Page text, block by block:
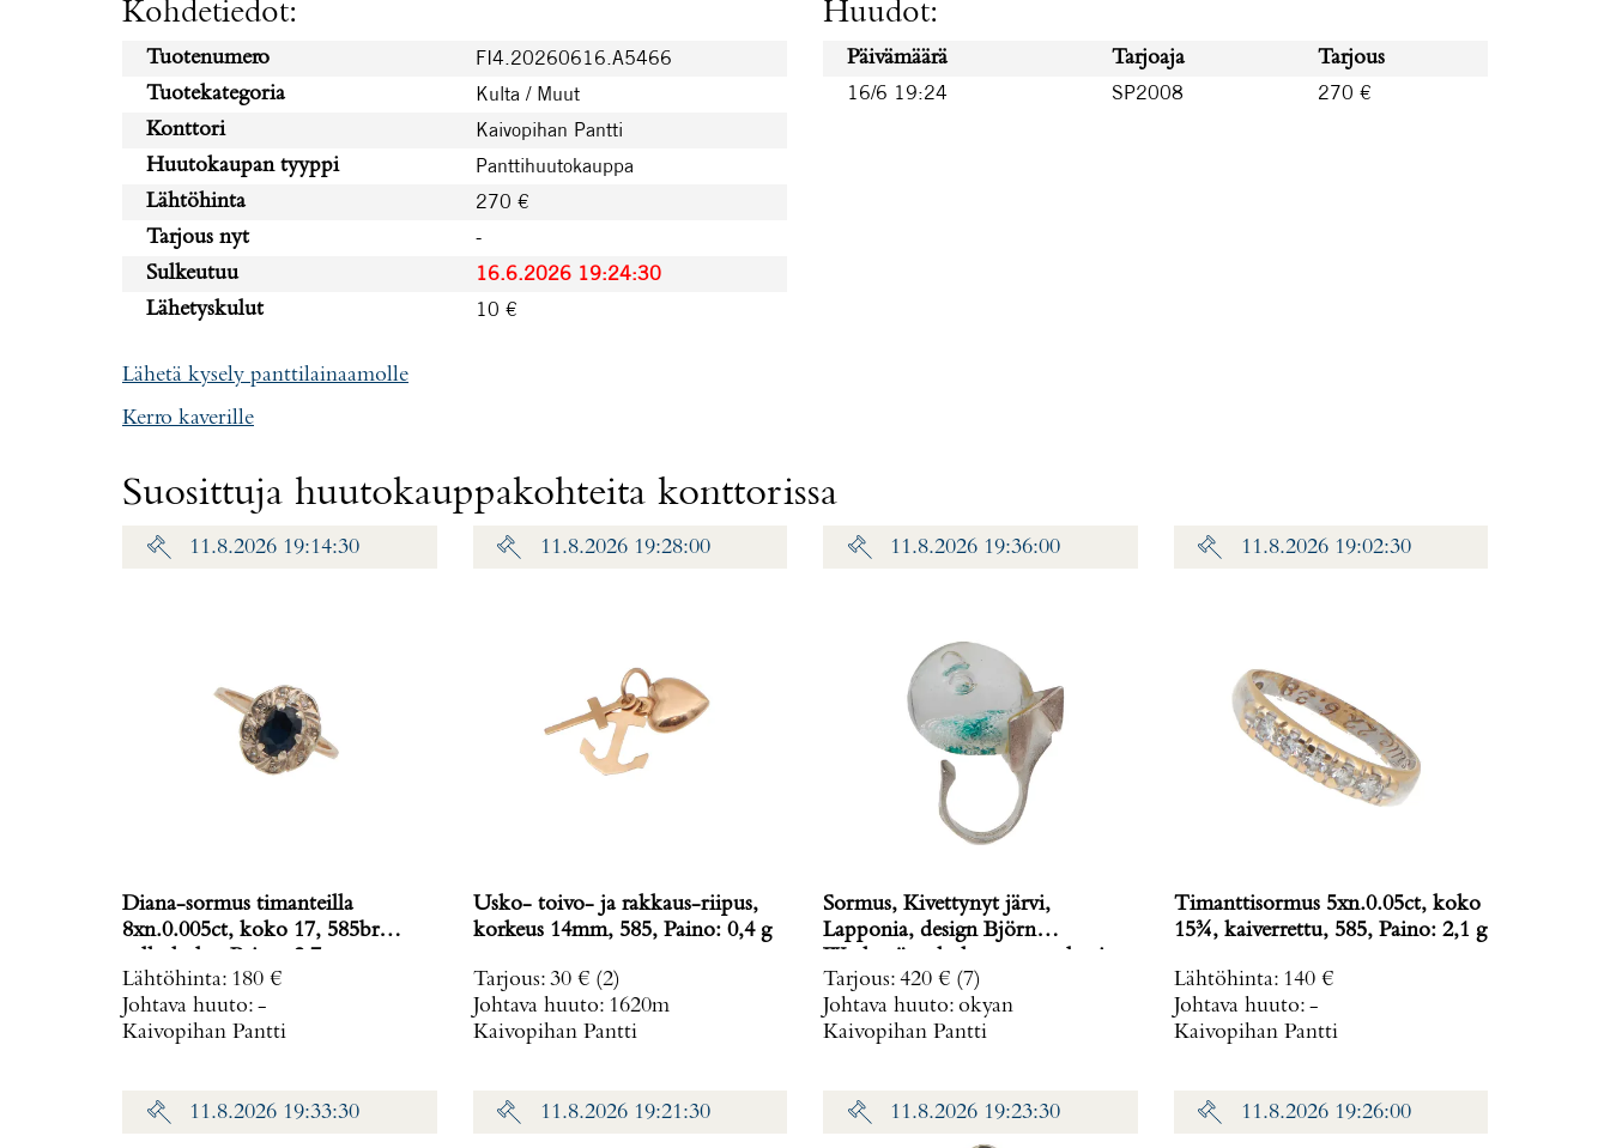
Kohdetiedot:
Tuotenumero FI4.20260616.A5466
Tuotekategoria Kulta / Muut
Konttori Kaivopihan Pantti
Huutokaupan tyyppi Panttihuutokauppa
Lähtöhinta 270 €
Tarjous nyt -
Sulkeutuu 16.6.2026 19:24:30
Lähetyskulut 10 €
Lähetä kysely panttilainaamolle
Kerro kaverille
Huudot:
Päivämäärä Tarjoaja Tarjous
16/6 19:24 SP2008 270 €
Suosittuja huutokauppakohteita konttorissa
11.8.2026 19:14:30
Diana-sormus timanteilla
8xn.0.005ct, koko 17, 585br
Lähtöhinta: 180 €
Johtava huuto: -
Kaivopihan Pantti
11.8.2026 19:28:00
Usko- toivo- ja rakkaus-riipus,
korkeus 14mm, 585, Paino: 0,4 g
Tarjous: 30 € (2)
Johtava huuto: 1620m
Kaivopihan Pantti
11.8.2026 19:36:00
Sormus, Kivettynyt järvi,
Lapponia, design Björn
vuodelta 1972, 925br, Paino: 19,8
g
Tarjous: 420 € (7)
Johtava huuto: okyan
Kaivopihan Pantti
11.8.2026 19:02:30
Timanttisormus 5xn.0.05ct, koko
15¾, kaiverrettu, 585, Paino: 2,1 g
Lähtöhinta: 140 €
Johtava huuto: -
Kaivopihan Pantti
11.8.2026 19:33:30 11.8.2026 19:21:30 11.8.2026 19:23:30 11.8.2026 19:26:00